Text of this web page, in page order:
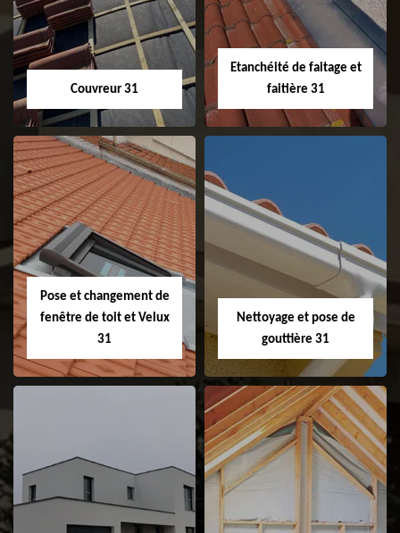
Couvreur 31
Couvreur 31
Etanchéité de faitage et
faitière 31
Etanchéité de
faitage et faitière
31
Pose et changement de
fenêtre de toit et Velux
31
Pose et
changement de
fenêtre de toit et
Nettoyage et pose de
gouttière 31
Nettoyage et pose